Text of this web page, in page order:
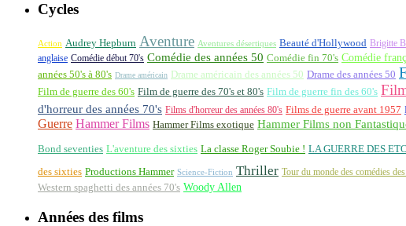
Cycles
Action Audrey Hepburn Aventure Aventures désertiques Beauté d'Hollywood Brigitte
anglaise Comédie début 70's Comédie des années 50 Comédie fin 70's Comédie
années 50's à 80's Drame américain Drame américain des années 50 Drame des années 50
Film de guerre des 60's Film de guerre des 70's et 80's Film de guerre fin des 60's
d'horreur des années 70's Films d'horreur des années 80's Films de guerre avant 1957
Guerre Hammer Films Hammer Films exotique Hammer Films non
Bond seventies L'aventure des sixties La classe Roger Soubie ! LA GUERRE DES
des sixties Productions Hammer Science-Fiction Thriller Tour du monde des comédies
Western spaghetti des années 70's Woody Allen
Années des films